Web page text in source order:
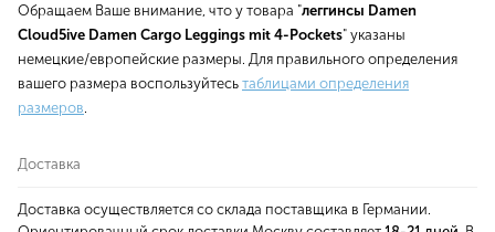
Обращаем Ваше внимание, что у товара "леггинсы Damen
Cloud5ive Damen Cargo Leggings mit 4-Pockets" указаны
немецкие/европейские размеры. Для правильного определения
вашего размера воспользуйтесь таблицами определения
размеров
Доставка
Доставка осуществляется со склада поставщика в Германии.